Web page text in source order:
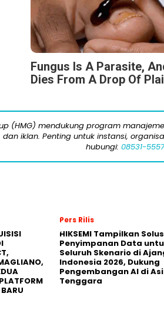
Fungus Is A Parasite,
Dies From A Drop Of
(HMG) mendukung program
iklan. Penting untuk instansi,
hubungi: 08531-
Pers Rilis
HIKSEMI Tampilkan
Penyimpanan Data
Seluruh Skenario di
Indonesia 2026, Dukung
Pengembangan AI di
Tenggara